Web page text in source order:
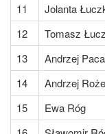
11
Jolanta
12
Tomasz
13
Andrzej
14
Andrzej
15
Ewa Róg